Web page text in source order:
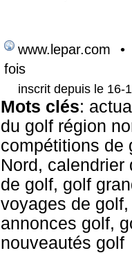
www.lepar.com
•
fois
inscrit depuis le 16-
Mots clés:
du golf région
compétitions de
Nord, calendrier
de golf, golf
voyages de
annonces golf,
nouveautés golf